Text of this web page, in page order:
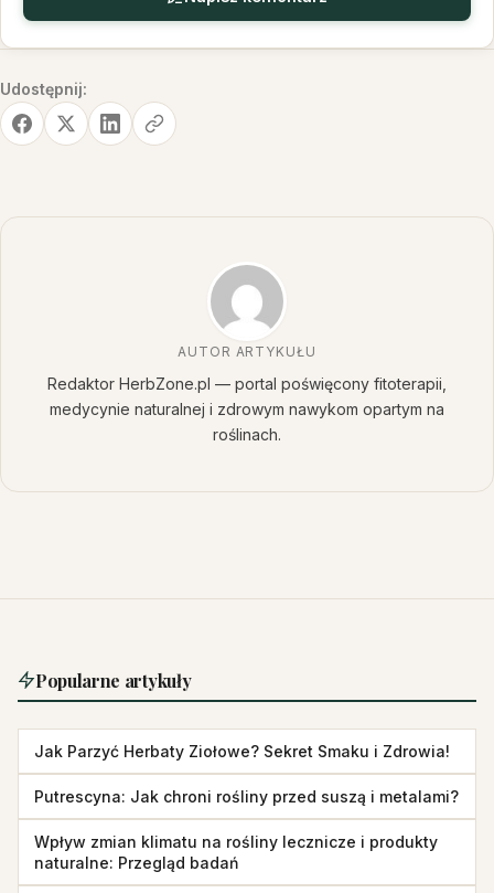
Udostępnij:
AUTOR ARTYKUŁU
Redaktor HerbZone.pl — portal poświęcony fitoterapii,
medycynie naturalnej i zdrowym nawykom opartym na
roślinach.
Popularne artykuły
Jak Parzyć Herbaty Ziołowe? Sekret Smaku i Zdrowia!
Putrescyna: Jak chroni rośliny przed suszą i metalami?
Wpływ zmian klimatu na rośliny lecznicze i produkty
naturalne: Przegląd badań